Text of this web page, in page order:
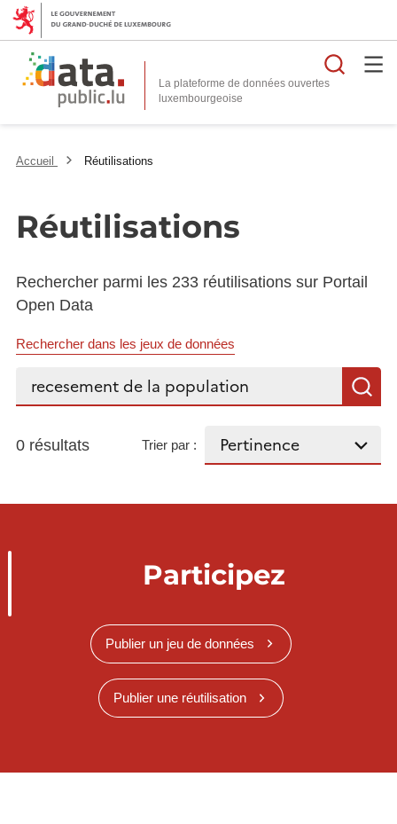
La plateforme de données ouvertes
Accueil Réutilisations
Réutilisations
Rechercher parmi les 233 réutilisations sur Portail
Open Data
Rechercher dans les jeux de données
0 résultats Trier par :
Participez
Publier un jeu de données
Publier une réutilisation